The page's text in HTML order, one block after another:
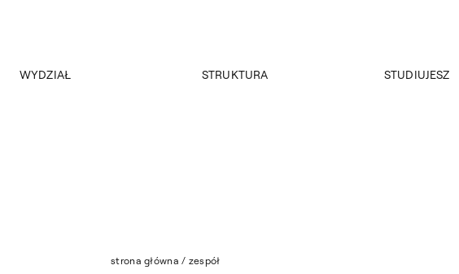
WYDZIAŁ STRUKTURA STUDIUJESZ
strona główna / zespół